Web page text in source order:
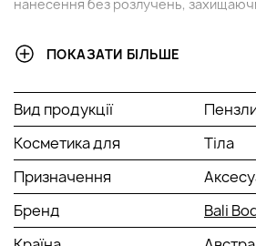
нанесення без розлучень, захищаючи
ПЕРЕВАГИ
для нанесення та
пластикова ручка з матовим
приємно тримати в руці та
простий, але дорогий вид
дуже м'який, приємний на дотик
якісна фіксація ворсинок;
широкий «волосяний пучок»
велику ділянку шкірного
ПОКАЗАТИ БІЛЬШЕ
Вид продукції
Косметика для
Тіла
Призначення
Бренд
Bali